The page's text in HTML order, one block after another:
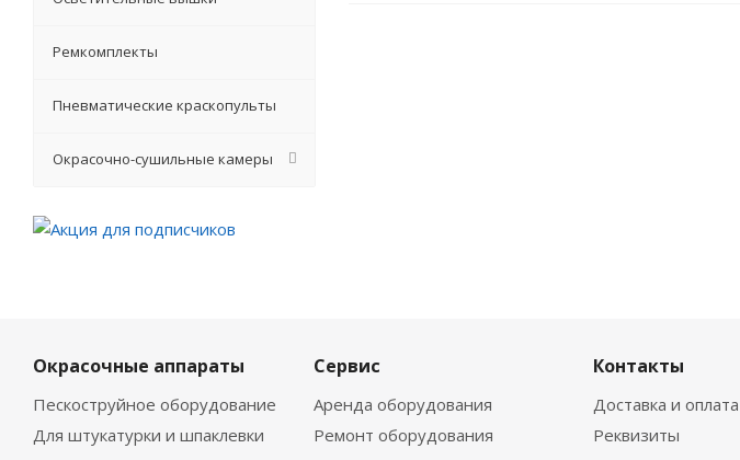
Ремкомплекты
Пневматические краскопульты
Окрасочно-сушильные камеры
Окрасочные аппараты
Пескоструйное оборудование
Для штукатурки и шпаклевки
Сервис
Аренда оборудования
Ремонт оборудования
Контакты
Доставка и оплата
Реквизиты